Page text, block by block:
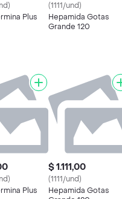
Plus
(1111/und)
Hepamida Gotas
Grande 120
Plus
$ 1.111,00
(1111/und)
Hepamida Gotas